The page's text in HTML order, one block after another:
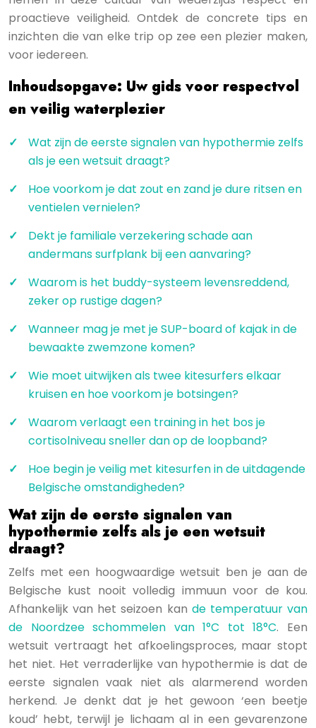
proactieve veiligheid. Ontdek de concrete tips en
inzichten die van elke trip op zee een plezier maken,
voor iedereen.
Inhoudsopgave: Uw gids voor respectvol
en veilig waterplezier
Wat zijn de eerste signalen van hypothermie zelfs
als je een wetsuit draagt?
Hoe voorkom je dat zout en zand je dure ritsen en
ventielen vernielen?
Dekt je familiale verzekering schade aan
andermans surfplank bij een aanvaring?
Waarom is het buddy-systeem levensreddend,
zeker op rustige dagen?
Wanneer mag je met je SUP-board of kajak in de
bewaakte zwemzone komen?
Wie moet uitwijken als twee kitesurfers elkaar
kruisen en hoe voorkom je botsingen?
Waarom verlaagt een training in het bos je
cortisolniveau sneller dan op de loopband?
Hoe begin je veilig met kitesurfen in de uitdagende
Belgische omstandigheden?
Wat zijn de eerste signalen van
hypothermie zelfs als je een wetsuit
draagt?
Zelfs met een hoogwaardige wetsuit ben je aan de
Belgische kust nooit volledig immuun voor de kou.
Afhankelijk van het seizoen kan de temperatuur van
de Noordzee schommelen van 1°C tot 18°C. Een
wetsuit vertraagt het afkoelingsproces, maar stopt
het niet. Het verraderlijke van hypothermie is dat de
eerste signalen vaak niet als alarmerend worden
herkend. Je denkt dat je het gewoon ‘een beetje
koud’ hebt, terwijl je lichaam al in een gevarenzone